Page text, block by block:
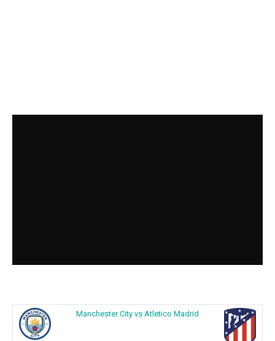
Manchester City vs Atletico Madrid